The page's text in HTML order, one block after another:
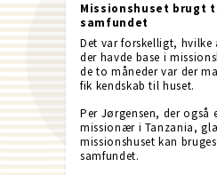
Missionshuset brugt
samfundet
Det var forskelligt, hvilke
der havde base i
de to måneder var der
fik kendskab til huset.
Per Jørgensen, der også
missionær i Tanzania,
missionshuset kan
samfundet.